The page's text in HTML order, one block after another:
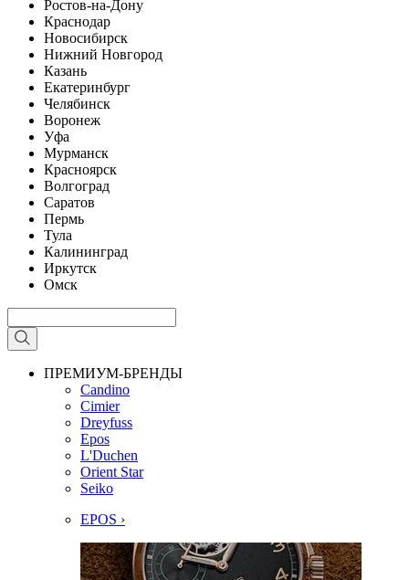
Ростов-на-Дону
Краснодар
Новосибирск
Нижний Новгород
Казань
Екатеринбург
Челябинск
Воронеж
Уфа
Мурманск
Красноярск
Волгоград
Саратов
Пермь
Тула
Калининград
Иркутск
Омск
ПРЕМИУМ-БРЕНДЫ
Candino
Cimier
Dreyfuss
Epos
L'Duchen
Orient Star
Seiko
EPOS ›